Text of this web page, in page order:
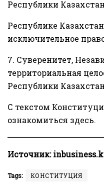
Республики
Республике
исключительное
7. Суверенитет,
территориальная
Республики
С текстом
ознакомиться здесь.
Источник:
Tags: КОНСТИТУЦИЯ